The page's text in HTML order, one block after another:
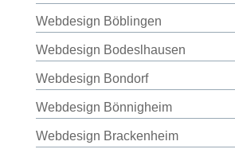
Webdesign Böblingen
Webdesign Bodeslhausen
Webdesign Bondorf
Webdesign Bönnigheim
Webdesign Brackenheim